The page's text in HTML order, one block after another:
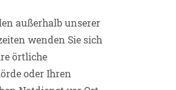
außerhalb unserer
wenden Sie sich
örtliche
oder Ihren